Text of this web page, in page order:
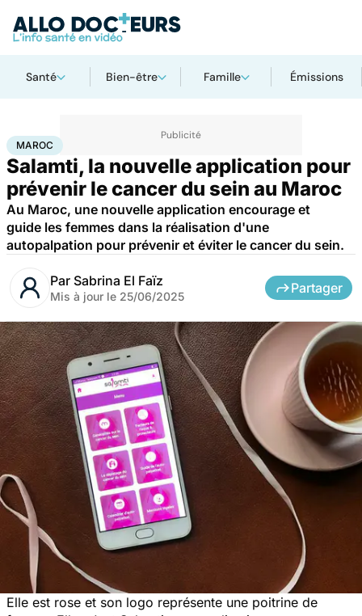
Santé Bien-être Famille Émissions
AccueilSanté Maroc
MAROC
Salamti, la nouvelle application pour
prévenir le cancer du sein au Maroc
Au Maroc, une nouvelle application encourage et
guide les femmes dans la réalisation d'une
autopalpation pour prévenir et éviter le cancer du sein.
Par Sabrina El Faïz
Mis à jour le 25/06/2025
Partager
Elle est rose et son logo représente une poitrine de